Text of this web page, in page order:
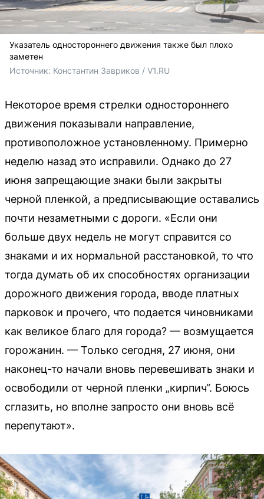
Указатель одностороннего движения также был плохо
заметен
Источник: Константин Завриков / V1.RU
Некоторое время стрелки одностороннего
движения показывали направление,
противоположное установленному. Примерно
неделю назад это исправили. Однако до 27
июня запрещающие знаки были закрыты
черной пленкой, а предписывающие оставались
почти незаметными с дороги. «Если они
больше двух недель не могут справится со
знаками и их нормальной расстановкой, то что
тогда думать об их способностях организации
дорожного движения города, вводе платных
парковок и прочего, что подается чиновниками
как великое благо для города? — возмущается
горожанин. — Только сегодня, 27 июня, они
наконец-то начали вновь перевешивать знаки и
освободили от черной пленки „кирпич“. Боюсь
сглазить, но вполне запросто они вновь всё
перепутают».